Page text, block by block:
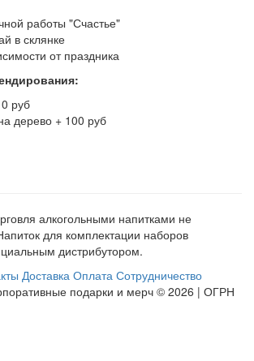
работы "Счастье"
в склянке
от праздника
руб
дерево + 100 руб
алкогольными напитками не
для комплектации наборов
дистрибутором.
Доставка Оплата Сотрудничество
подарки и мерч © 2026 | ОГРН